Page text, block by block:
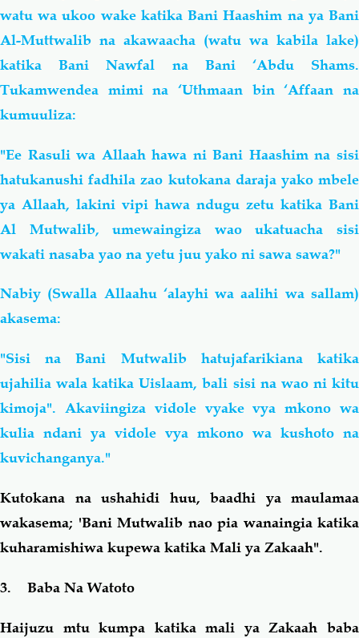
watu wa ukoo wake katika Bani Haashim na ya Bani
Al-Muttwalib na akawaacha (watu wa kabila lake)
katika Bani Nawfal na Bani ‘Abdu Shams.
Tukamwendea mimi na ‘Uthmaan bin ‘Affaan na
kumuuliza:
"Ee Rasuli wa Allaah hawa ni Bani Haashim na sisi
hatukanushi fadhila zao kutokana daraja yako mbele
ya Allaah, lakini vipi hawa ndugu zetu katika Bani
Al Mutwalib, umewaingiza wao ukatuacha sisi
wakati nasaba yao na yetu juu yako ni sawa sawa?"
Nabiy (Swalla Allaahu ‘alayhi wa aalihi wa sallam)
akasema:
"Sisi na Bani Mutwalib hatujafarikiana katika
ujahilia wala katika Uislaam, bali sisi na wao ni kitu
kimoja". Akaviingiza vidole vyake vya mkono wa
kulia ndani ya vidole vya mkono wa kushoto na
kuvichanganya."
Kutokana na ushahidi huu, baadhi ya maulamaa
wakasema; 'Bani Mutwalib nao pia wanaingia katika
kuharamishiwa kupewa katika Mali ya Zakaah".
3. Baba Na Watoto
Haijuzu mtu kumpa katika mali ya Zakaah baba